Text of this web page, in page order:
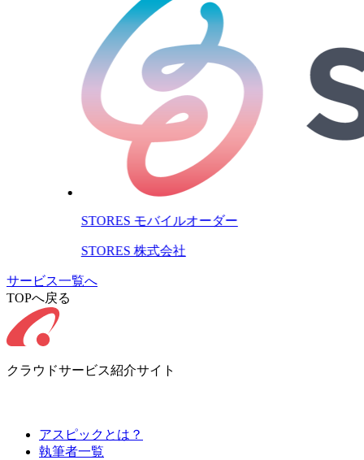
STORES モバイルオーダー
STORES 株式会社
サービス一覧へ
TOPへ戻る
クラウドサービス紹介サイト
アスピックとは？
執筆者一覧